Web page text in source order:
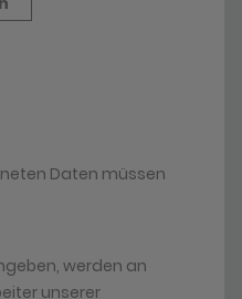
werden an
unserer